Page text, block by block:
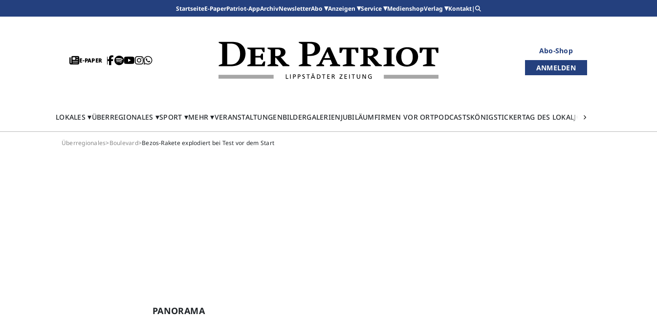
StartseiteE-PaperPatriot-AppArchivNewsletterAbo Anzeigen Service MedienshopVerlag Kontakt|
E-PAPER
Abo-Shop
ANMELDEN
LOKALES ÜBERREGIONALES SPORT MEHR VERANSTALTUNGENBILDERGALERIENJUBILÄUMFIRMEN VOR ORTPODCASTSKÖNIGSTICKERTAG DES LOKALJOURNALISMUS
Überregionales>Boulevard>Bezos-Rakete explodiert bei Test vor dem Start
PANORAMA